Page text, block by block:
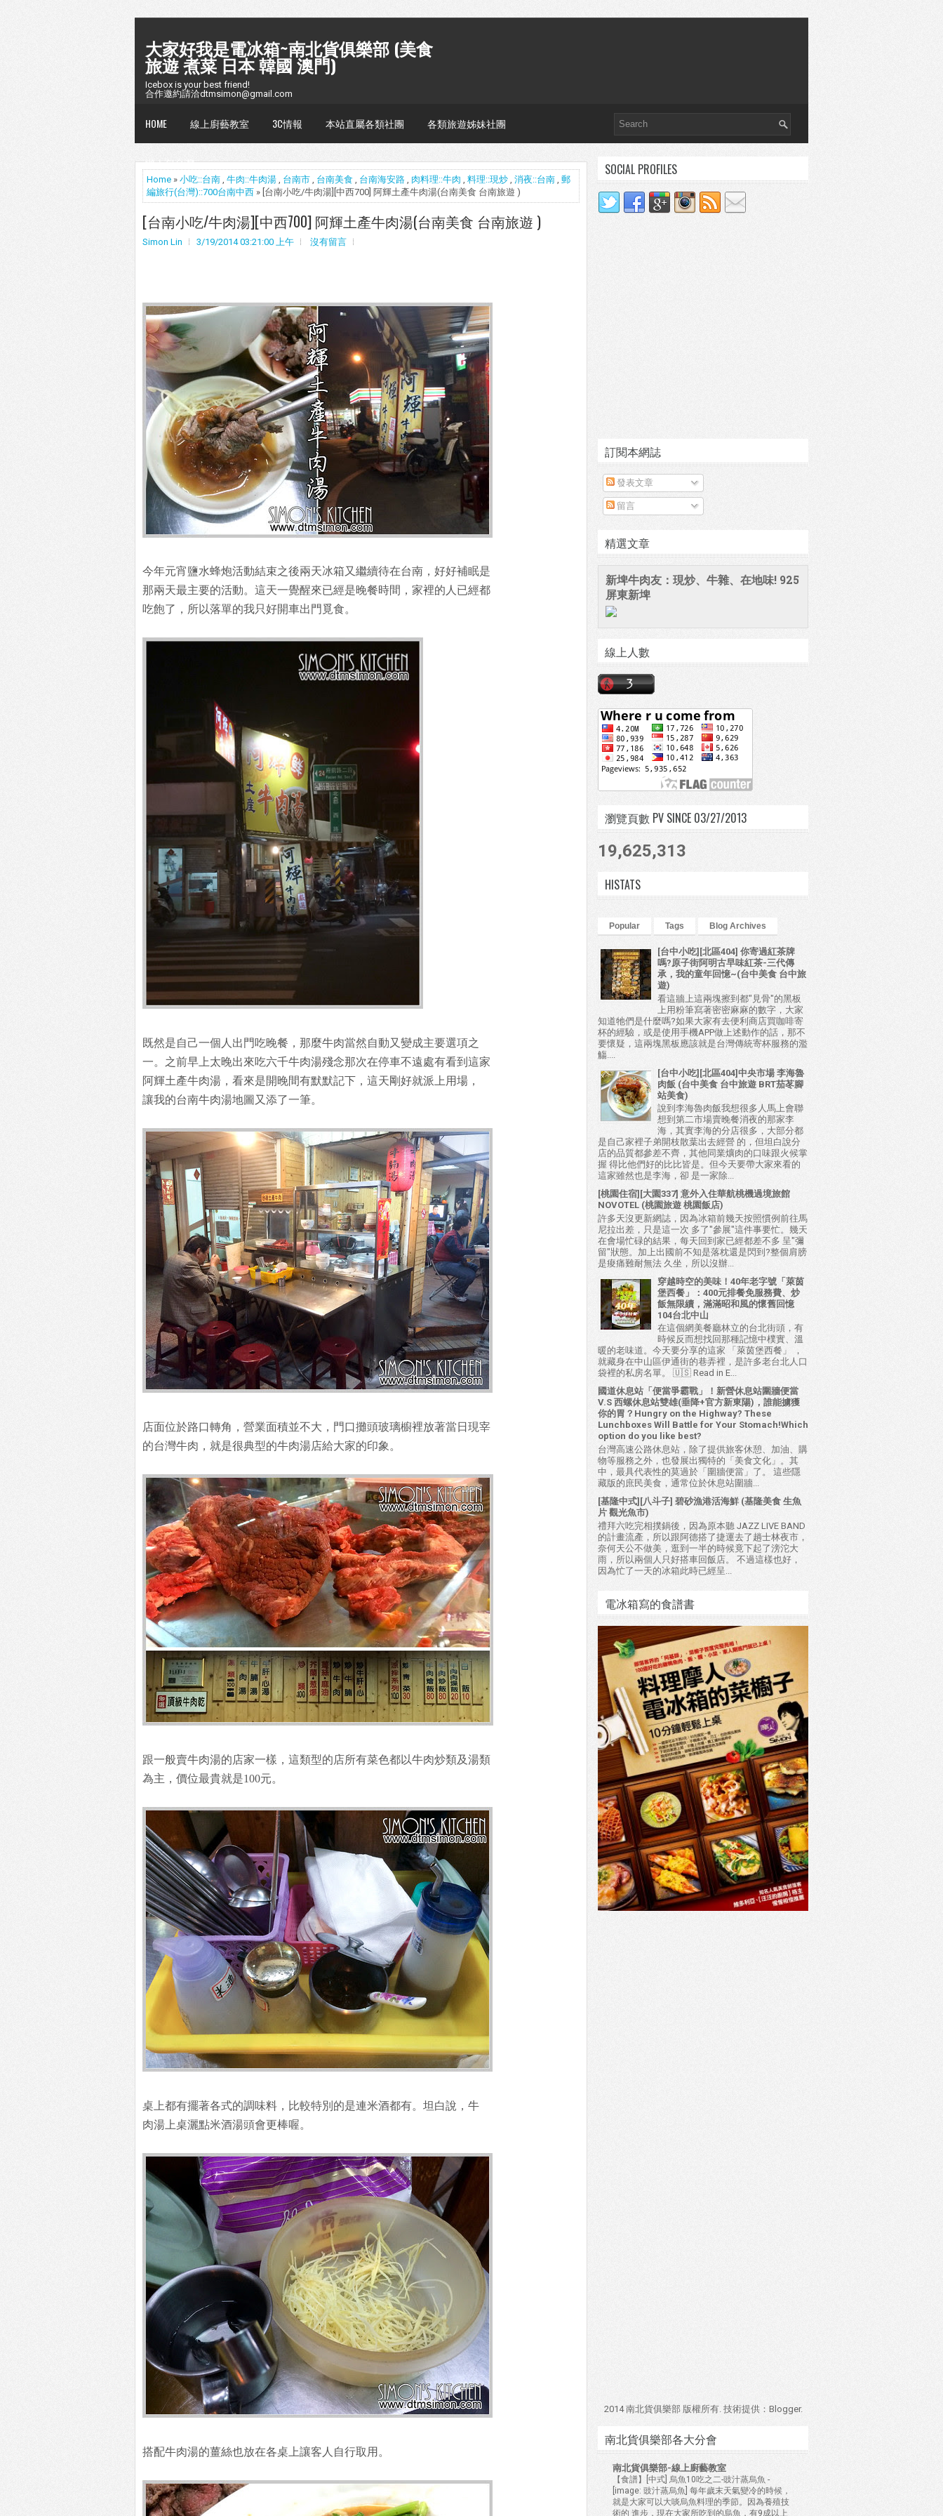
大家好我是電冰箱~南北貨俱樂部 (美食
旅遊 煮菜 日本 韓國 澳門)
Icebox is your best friend!
合作邀約請洽dtmsimon@gmail.com
HOME 線上廚藝教室 3C情報 本站直屬各類社團 各類旅遊姊妹社團
懶人包台灣
Home » 小吃::台南 , 牛肉::牛肉湯 , 台南市 , 台南美食 , 台南海安路 , 肉料理::牛肉 , 料理::現炒 , 消夜::台南 , 郵
編旅行(台灣)::700台南中西 » [台南小吃/牛肉湯][中西700] 阿輝土產牛肉湯(台南美食 台南旅遊 )
[台南小吃/牛肉湯][中西700] 阿輝土產牛肉湯(台南美食 台南旅遊 )
Simon Lin 3/19/2014 03:21:00 上午 沒有留言
今年元宵鹽水蜂炮活動結束之後兩天冰箱又繼續待在台南，好好補眠是
那兩天最主要的活動。這天一覺醒來已經是晚餐時間，家裡的人已經都
吃飽了，所以落單的我只好開車出門覓食。
既然是自己一個人出門吃晚餐，那麼牛肉當然自動又變成主要選項之
一。之前早上太晚出來吃六千牛肉湯殘念那次在停車不遠處有看到這家
阿輝土產牛肉湯，看來是開晚間有默默記下，這天剛好就派上用場，
讓我的台南牛肉湯地圖又添了一筆。
店面位於路口轉角，營業面積並不大，門口攤頭玻璃櫥裡放著當日現宰
的台灣牛肉，就是很典型的牛肉湯店給大家的印象。
跟一般賣牛肉湯的店家一樣，這類型的店所有菜色都以牛肉炒類及湯類
為主，價位最貴就是100元。
桌上都有擺著各式的調味料，比較特別的是連米酒都有。坦白說，牛
肉湯上桌灑點米酒湯頭會更棒喔。
搭配牛肉湯的薑絲也放在各桌上讓客人自行取用。
SOCIAL PROFILES
訂閱本網誌
發表文章
留言
精選文章
新埤牛肉友：現炒、牛雜、在地味! 925
屏東新埤
線上人數
瀏覽頁數 PV SINCE 03/27/2013
19,625,313
HISTATS
Popular Tags Blog Archives
[台中小吃][北區404] 你寄過紅茶牌
嗎?原子街阿明古早味紅茶-三代傳
承，我的童年回憶~(台中美食 台中旅
遊)
看這牆上這兩塊擦到都"見骨"的黑板
上用粉筆寫著密密麻麻的數字，大家
知道牠們是什麼嗎?如果大家有去便利商店買咖啡寄
杯的經驗，或是使用手機APP做上述動作的話，那不
要懷疑，這兩塊黑板應該就是台灣傳統寄杯服務的濫
觴....
[台中小吃][北區404]中央市場 李海魯
肉飯 (台中美食 台中旅遊 BRT茄苳腳
站美食)
說到李海魯肉飯我想很多人馬上會聯
想到第二市場賣晚餐消夜的那家李
海，其實李海的分店很多，大部分都
是自己家裡子弟開枝散葉出去經營 的，但坦白說分
店的品質都參差不齊，其他同業爌肉的口味跟火候掌
握 得比他們好的比比皆是。但今天要帶大家來看的
這家雖然也是李海，卻 是一家除...
[桃園住宿][大園337] 意外入住華航桃機過境旅館
NOVOTEL (桃園旅遊 桃園飯店)
許多天沒更新網誌，因為冰箱前幾天按照慣例前往馬
尼拉出差，只是這一次 多了"參展"這件事要忙。幾天
在會場忙碌的結果，每天回到家已經都差不多 呈"彌
留"狀態。加上出國前不知是落枕還是閃到?整個肩膀
是痠痛難耐無法 久坐，所以沒辦...
穿越時空的美味！40年老字號「萊茵
堡西餐」：400元排餐免服務費、炒
飯無限續，滿滿昭和風的懷舊回憶
104台北中山
在這個網美餐廳林立的台北街頭，有
時候反而想找回那種記憶中樸實、溫
暖的老味道。今天要分享的這家 「萊茵堡西餐」 ，
就藏身在中山區伊通街的巷弄裡，是許多老台北人口
袋裡的私房名單。 🇺🇸 Read in E...
國道休息站「便當爭霸戰」！新營休息站圍牆便當
V.S 西螺休息站雙雄(垂降+官方新東陽)，誰能擄獲
你的胃？Hungry on the Highway? These
Lunchboxes Will Battle for Your Stomach!Which
option do you like best?
台灣高速公路休息站，除了提供旅客休憩、加油、購
物等服務之外，也發展出獨特的「美食文化」。其
中，最具代表性的莫過於「圍牆便當」了。 這些隱
藏版的庶民美食，通常位於休息站圍牆...
[基隆中式][八斗子] 碧砂漁港活海鮮 (基隆美食 生魚
片 觀光魚市)
禮拜六吃完相撲鍋後，因為原本聽 JAZZ LIVE BAND
的計畫流產，所以跟阿德搭了捷運去了趟士林夜市，
奈何天公不做美，逛到一半的時候竟下起了滂沱大
雨，所以兩個人只好搭車回飯店。 不過這樣也好，
因為忙了一天的冰箱此時已經呈...
電冰箱寫的食譜書
2014 南北貨俱樂部 版權所有. 技術提供： Blogger.
南北貨俱樂部各大分會
南北貨俱樂部-線上廚藝教室
【食譜】[中式] 烏魚10吃之二-豉汁蒸烏魚 -
[image: 豉汁蒸烏魚] 每年歲末天氣變冷的時候，
就是大家可以大啖烏魚料理的季節。因為養殖技
術的 進步，現在大家所吃到的烏魚，有9成以上